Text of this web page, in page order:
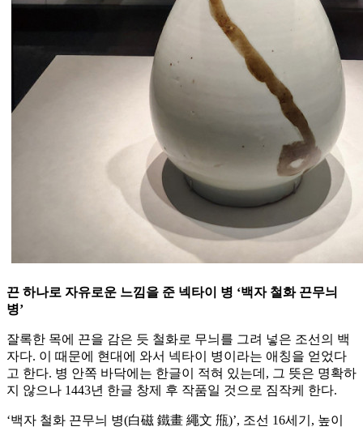
끈 하나로 자유로운 느낌을 준 넥타이 병 ‘백자 철화 끈무늬
병’
잘록한 목에 끈을 감은 듯 철화로 무늬를 그려 넣은 조선의 백
자다. 이 때문에 현대에 와서 넥타이 병이라는 애칭을 얻었다
고 한다. 병 안쪽 바닥에는 한글이 적혀 있는데, 그 뜻은 명확하
지 않으나 1443년 한글 창제 후 작품일 것으로 짐작케 한다.
‘백자 철화 끈무늬 병(白磁 鐵畫 繩文 甁)’, 조선 16세기, 높이